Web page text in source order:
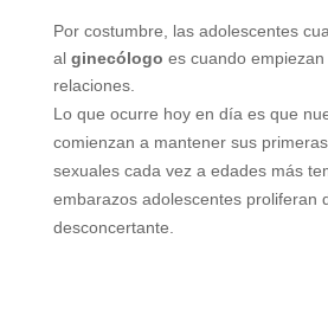
Por costumbre, las adolescentes
al ginecólogo es cuando
relaciones.
Lo que ocurre hoy en día es que
comienzan a mantener sus
sexuales cada vez a edades más
embarazos adolescentes proliferan
desconcertante.